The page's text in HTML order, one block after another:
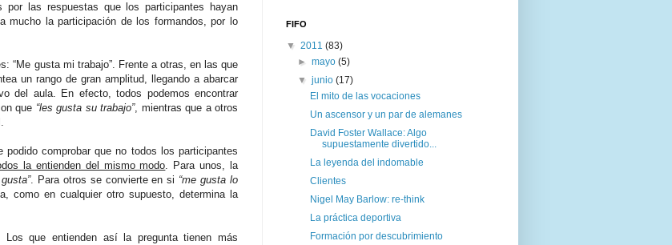
por las respuestas que los participantes hayan
mucho la participación de los formandos, por lo
“Me gusta mi trabajo”. Frente a otras, en las que
un rango de gran amplitud, llegando a abarcar
del aula. En efecto, todos podemos encontrar
que “les gusta su trabajo”, mientras que a otros
comprobar que no todos los participantes
la entienden del mismo modo. Para unos, la
. Para otros se convierte en si “me gusta lo
como en cualquier otro supuesto, determina la
Los que entienden así la pregunta tienen más
FIFO
▼ 2011 (83)
►mayo(5)
▼junio(17)
El mito de las vocaciones
Un ascensor y un par de alemanes
David Foster Wallace: Algo
supuestamente divertido...
La leyenda del indomable
Clientes
Nigel May Barlow: re-think
La práctica deportiva
Formación por descubrimiento